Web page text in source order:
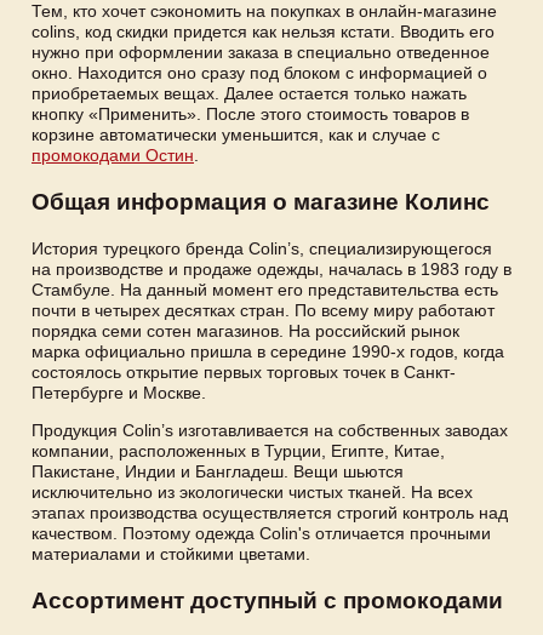
Тем, кто хочет сэкономить на покупках в онлайн-магазине
colins, код скидки придется как нельзя кстати. Вводить его
нужно при оформлении заказа в специально отведенное
окно. Находится оно сразу под блоком с информацией о
приобретаемых вещах. Далее остается только нажать
кнопку «Применить». После этого стоимость товаров в
корзине автоматически уменьшится, как и случае с
промокодами Остин.
Общая информация о магазине Колинс
История турецкого бренда Colin’s, специализирующегося
на производстве и продаже одежды, началась в 1983 году в
Стамбуле. На данный момент его представительства есть
почти в четырех десятках стран. По всему миру работают
порядка семи сотен магазинов. На российский рынок
марка официально пришла в середине 1990-х годов, когда
состоялось открытие первых торговых точек в Санкт-
Петербурге и Москве.
Продукция Colin’s изготавливается на собственных заводах
компании, расположенных в Турции, Египте, Китае,
Пакистане, Индии и Бангладеш. Вещи шьются
исключительно из экологически чистых тканей. На всех
этапах производства осуществляется строгий контроль над
качеством. Поэтому одежда Colin's отличается прочными
материалами и стойкими цветами.
Ассортимент доступный с промокодами